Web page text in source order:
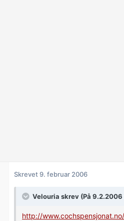
Skrevet9. februar 2006
Velouria skrev (På 9.2.2006
http://www.cochspensjonat.no/